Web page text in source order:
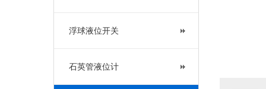
浮球液位开关
石英管液位计